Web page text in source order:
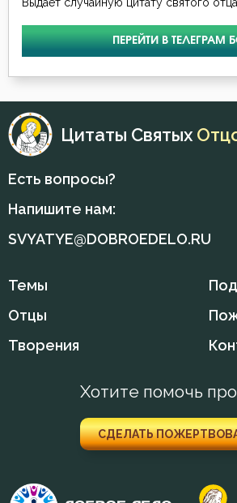
ПЕРЕЙТИ В ТЕЛЕГРАМ
Цитаты Святых
Есть вопросы?
Напишите нам:
SVYATYE@DOBROEDELO.RU
Темы
Отцы
Творения
Хотите помочь
СДЕЛАТЬ